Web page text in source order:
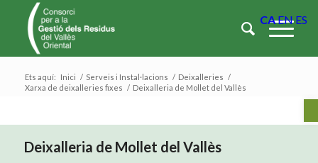
Ets aquí: Inici / Serveis i Instal·lacions / Deixalleries /
Xarxa de deixalleries fixes / Deixalleria de Mollet del Vallès
Deixalleria de Mollet del Vallès
CAEN ES